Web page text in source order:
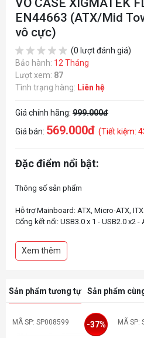
VỎ CASE XIGMATEK
EN44663 (ATX/Mid
vô cực)
(0 lượt đánh giá)
Bảo hành: 12 Tháng
Lượt xem: 87
Tình trạng hàng: Liên hệ
Giá chính hãng: 999.000đ
Giá bán: 569.000đ (Tiết kiệm:
Đặc điểm nổi bật:
Thông số sản phẩm
Hỗ trợ Mainboard: ATX, Micro-ATX, ITX
Cổng kết nối: USB3.0 x 1 - USB2.0 x2
Hỗ trợ VGA 325mm
Kích thước: 360 x 200 x 450 mm
Xem thêm
Sản phẩm tương tự Sản phẩm
MÃ SP: SP008599 -37% MÃ SP: